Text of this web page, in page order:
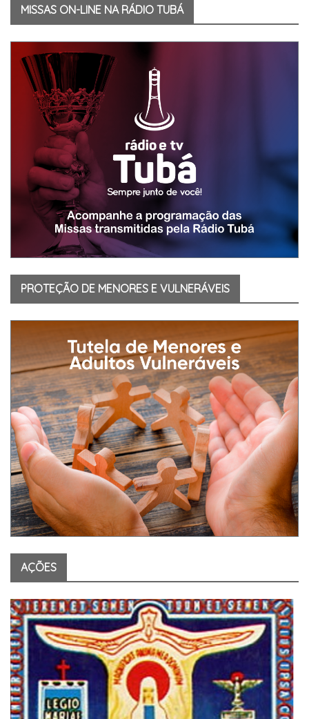
MISSAS ON-LINE NA RÁDIO TUBÁ
PROTEÇÃO DE MENORES E VULNERÁVEIS
AÇÕES